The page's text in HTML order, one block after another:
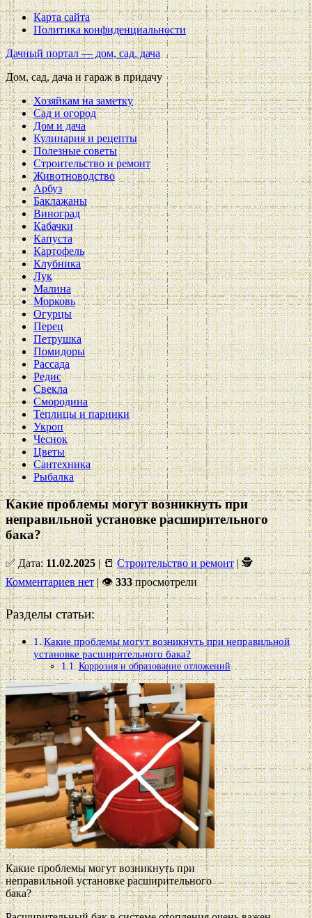
Карта сайта
Политика конфиденциальности
Дачный портал — дом, сад, дача
Дом, сад, дача и гараж в придачу
Хозяйкам на заметку
Сад и огород
Дом и дача
Кулинария и рецепты
Полезные советы
Строительство и ремонт
Животноводство
Арбуз
Баклажаны
Виноград
Кабачки
Капуста
Картофель
Клубника
Лук
Малина
Морковь
Огурцы
Перец
Петрушка
Помидоры
Рассада
Редис
Свекла
Смородина
Теплицы и парники
Укроп
Чеснок
Цветы
Сантехника
Рыбалка
Какие проблемы могут возникнуть при
неправильной установке расширительного
бака?
✅ Дата:11.02.2025| 📒Строительство и ремонт | 🕵
Комментариев нет|👁333просмотрели
Разделы статьи:
Какие проблемы могут возникнуть при неправильной
установке расширительного бака?
Коррозия и образование отложений
Какие проблемы могут возникнуть при
неправильной установке расширительного
бака?